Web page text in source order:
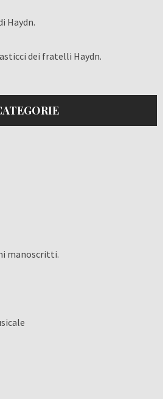
Haydn.
dei fratelli Haydn.
manoscritti.